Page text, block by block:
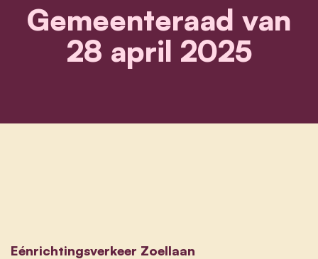
Gemeenteraad van
28 april 2025
Eénrichtingsverkeer Zoellaan